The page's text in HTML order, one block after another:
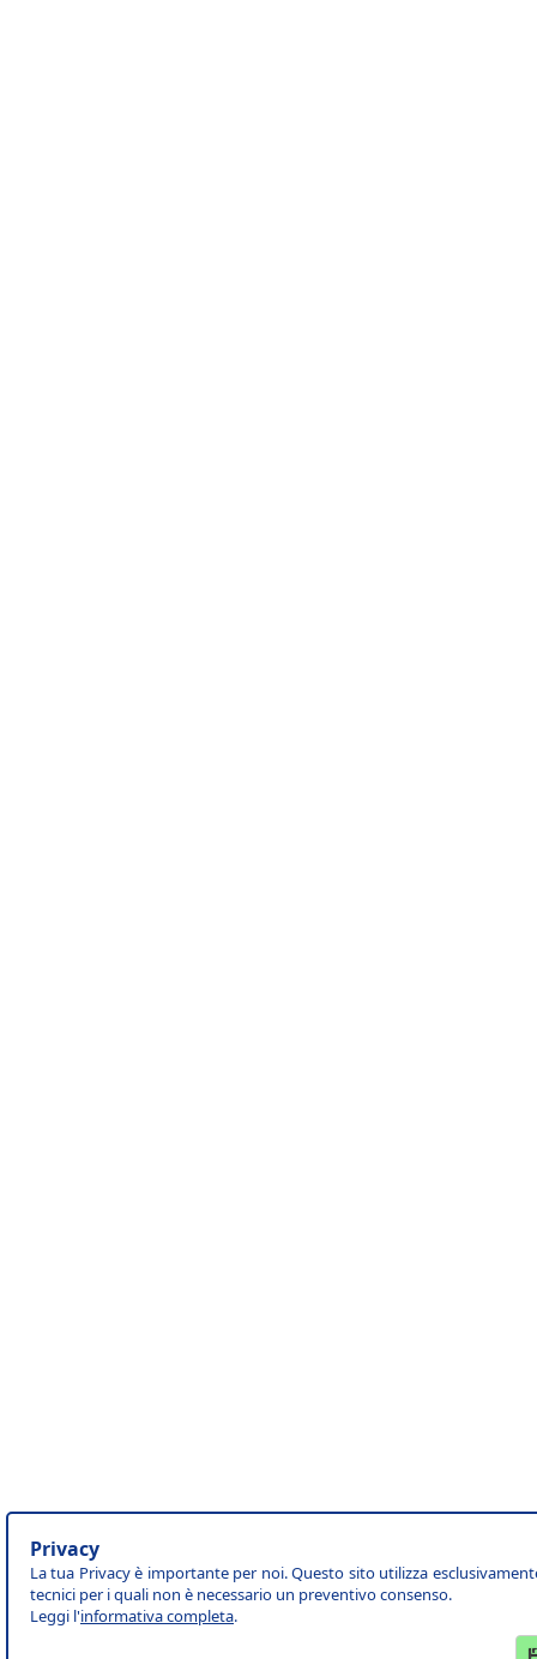
Privacy
La tua Privacy è importante per noi. Questo sito utilizza
tecnici per i quali non è necessario un preventivo consenso.
Leggi l'informativa completa.